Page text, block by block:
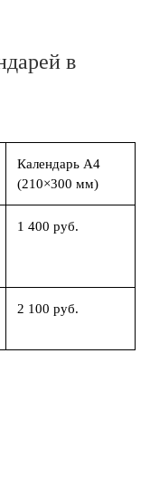
в
Календарь А4
(210×300 мм)
1 400 руб.
2 100 руб.